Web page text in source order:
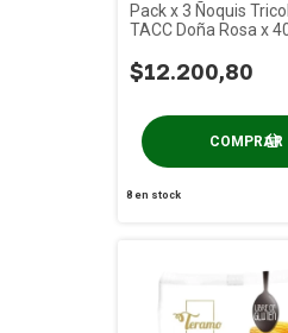
Pack x 3 Ñoquis
TACC Doña Rosa x
$12.200,80
8en stock